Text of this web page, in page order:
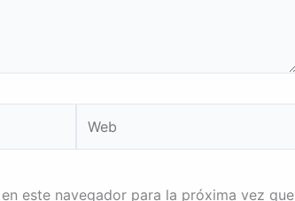
este navegador para la próxima vez que